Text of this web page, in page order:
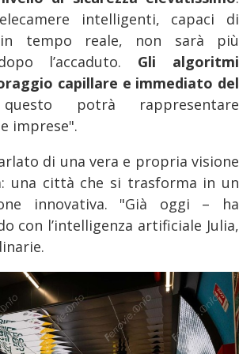
intelligenti, capaci di
tempo reale, non sarà più
l’accaduto. Gli algoritmi
capillare e immediato del
potrà rappresentare
imprese".
di una vera e propria visione
una città che si trasforma in un
innovativa. "Già oggi – ha
con l’intelligenza artificiale Julia,